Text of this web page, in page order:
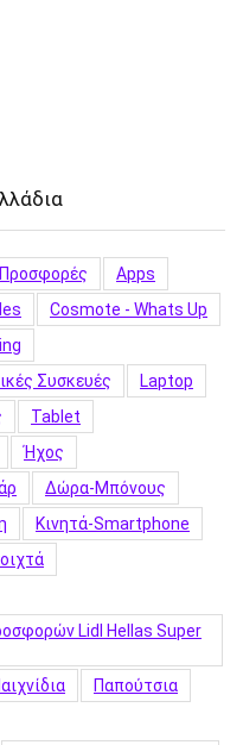
Apps
Cosmote - Whats Up
Συσκευές
Laptop
Tablet
Ήχος
Δώρα-Μπόνους
Κινητά-Smartphone
Lidl Hellas Super
Παπούτσια